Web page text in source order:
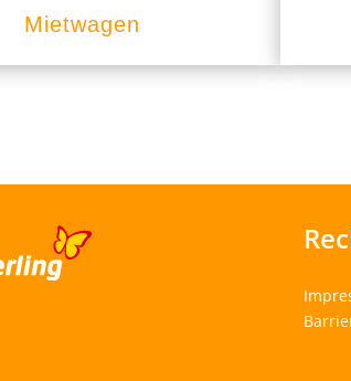
Mietwagen